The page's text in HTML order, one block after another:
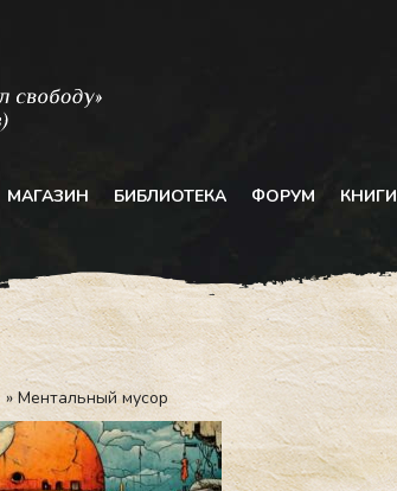
МАГАЗИН БИБЛИОТЕКА ФОРУМ КНИГИ
Ментальный мусор